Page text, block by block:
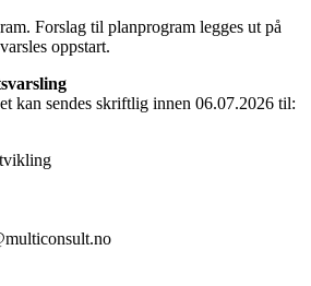
Forslag til planprogram legges ut på
oppstart.
kan sendes skriftlig innen 06.07.2026 til: